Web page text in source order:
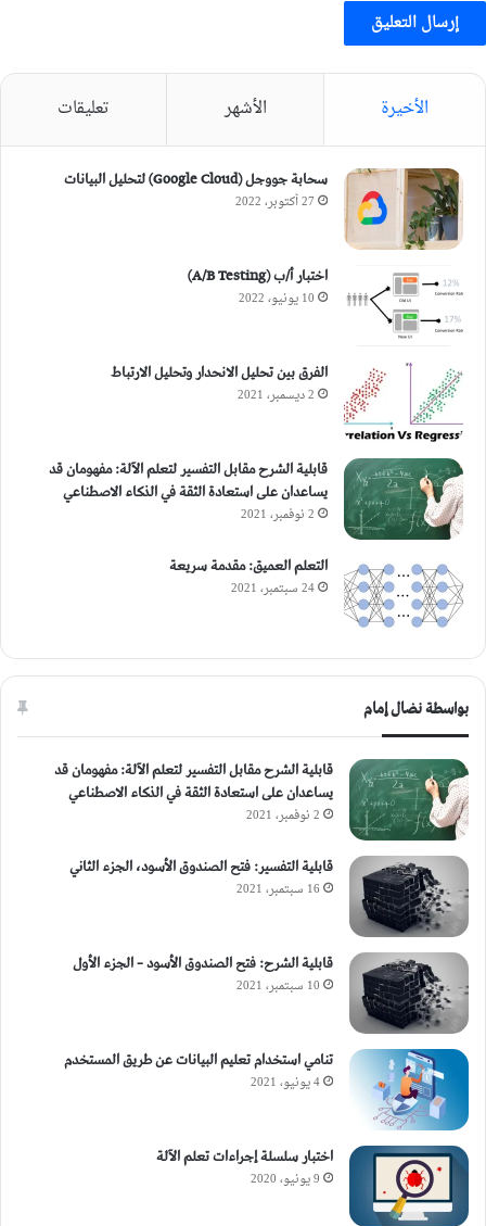
الأخيرة الأشهر تعليقات
سحابة جووجل (Google Cloud) لتحليل البيانات
27 أكتوبر، 2022
اختبار أ/ب (A/B Testing)
10 يونيو، 2022
الفرق بين تحليل الانحدار وتحليل الارتباط
2 ديسمبر، 2021
قابلية الشرح مقابل التفسير لتعلم الآلة: مفهومان قد
يساعدان على استعادة الثقة في الذكاء الاصطناعي
2 نوفمبر، 2021
التعلم العميق: مقدمة سريعة
24 سبتمبر، 2021
بواسطة نضال إمام
قابلية الشرح مقابل التفسير لتعلم الآلة: مفهومان قد
يساعدان على استعادة الثقة في الذكاء الاصطناعي
2 نوفمبر، 2021
قابلية التفسير: فتح الصندوق الأسود، الجزء الثاني
16 سبتمبر، 2021
قابلية الشرح: فتح الصندوق الأسود – الجزء الأول
10 سبتمبر، 2021
تنامي استخدام تعليم البيانات عن طريق المستخدم
4 يونيو، 2021
اختبار سلسلة إجراءات تعلم الآلة
9 يونيو، 2020